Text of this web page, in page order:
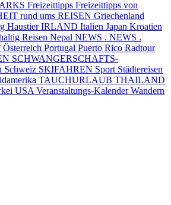
Freizeittipps Freizeittipps von
rund ums REISEN Griechenland
HaustierIRLAND Italien Japan Kroatien
Reisen Nepal NEWS . NEWS .
Österreich Portugal Puerto Rico Radtour
SCHWANGERSCHAFTS-
Schweiz SKIFAHREN Sport Städtereisen
TAUCHURLAUB THAILAND
USA Veranstaltungs-KalenderWandern